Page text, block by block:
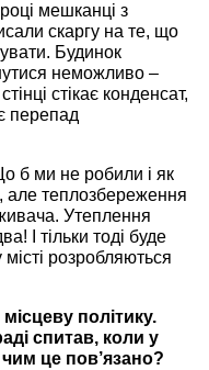
мешканці з
скаргу на те, що
Будинок
неможливо –
стікає конденсат,
перепад
б ми не робили і як
але теплозбереження
Утеплення
І тільки тоді буде
розробляються
політику.
спитав, коли у
це пов’язано?